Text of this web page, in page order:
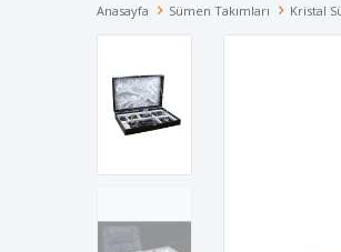
Anasayfa Sümen Takımları Kristal